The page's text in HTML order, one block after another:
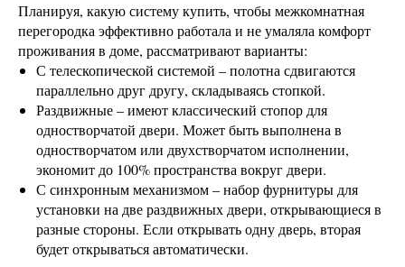
Планируя, какую систему купить, чтобы межкомнатная
перегородка эффективно работала и не умаляла комфорт
проживания в доме, рассматривают варианты:
С телескопической системой – полотна сдвигаются
параллельно друг другу, складываясь стопкой.
Раздвижные – имеют классический стопор для
одностворчатой двери. Может быть выполнена в
одностворчатом или двухстворчатом исполнении,
экономит до 100% пространства вокруг двери.
С синхронным механизмом – набор фурнитуры для
установки на две раздвижных двери, открывающиеся в
разные стороны. Если открывать одну дверь, вторая
будет открываться автоматически.